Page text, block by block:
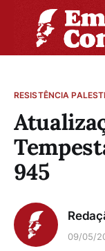
RESISTÊNCIA
945
09/05/